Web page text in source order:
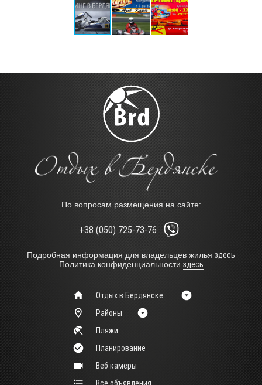
По вопросам размещения на сайте:
+38 (050) 725-73-76
Подробная информация для владельцев жилья здесь
Политика конфиденциальности здесь
Отдых в Бердянске
Районы
Пляжи
Планирование
Веб камеры